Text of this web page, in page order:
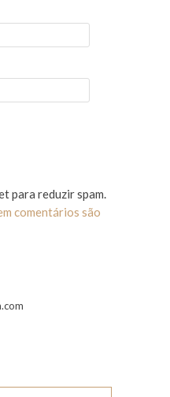
para reduzir spam.
comentários são